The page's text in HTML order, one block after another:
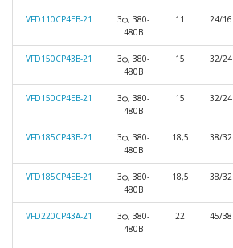
VFD110СP4EB-21
3ф, 380-
480В
11 24/16
VFD150СP43B-21
3ф, 380-
480В
15 32/24
VFD150СP4EB-21
3ф, 380-
480В
15 32/24
VFD185СP43B-21
3ф, 380-
480В
18,5 38/32
VFD185СP4EB-21
3ф, 380-
480В
18,5 38/32
VFD220CP43A-21
3ф, 380-
480B
22 45/38